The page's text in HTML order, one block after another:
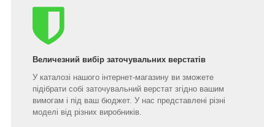
Величезний вибір заточувальних верстатів
У каталозі нашого інтернет-магазину ви зможете
підібрати собі заточувальний верстат згідно вашим
вимогам і під ваш бюджет. У нас представлені різні
моделі від різних виробників.